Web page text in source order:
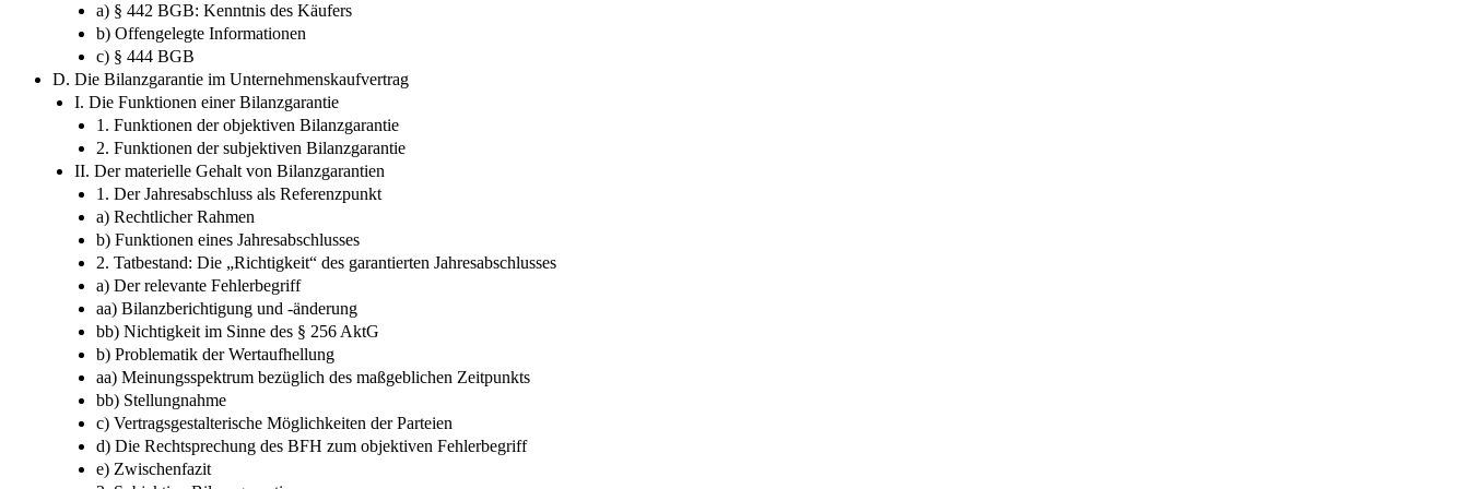
a) § 442 BGB: Kenntnis des Käufers
b) Offengelegte Informationen
c) § 444 BGB
D. Die Bilanzgarantie im Unternehmenskaufvertrag
I. Die Funktionen einer Bilanzgarantie
1. Funktionen der objektiven Bilanzgarantie
2. Funktionen der subjektiven Bilanzgarantie
II. Der materielle Gehalt von Bilanzgarantien
1. Der Jahresabschluss als Referenzpunkt
a) Rechtlicher Rahmen
b) Funktionen eines Jahresabschlusses
2. Tatbestand: Die „Richtigkeit“ des garantierten Jahresabschlusses
a) Der relevante Fehlerbegriff
aa) Bilanzberichtigung und -änderung
bb) Nichtigkeit im Sinne des § 256 AktG
b) Problematik der Wertaufhellung
aa) Meinungsspektrum bezüglich des maßgeblichen Zeitpunkts
bb) Stellungnahme
c) Vertragsgestalterische Möglichkeiten der Parteien
d) Die Rechtsprechung des BFH zum objektiven Fehlerbegriff
e) Zwischenfazit